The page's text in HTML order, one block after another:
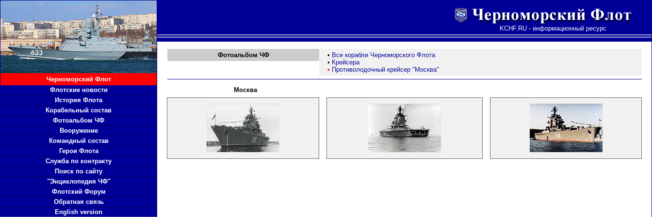
Черноморский Флот
Флотские новости
История Флота
Корабельный состав
Фотоальбом ЧФ
Вооружение
Командный состав
Герои Флота
Служба по контракту
Поиск по сайту
"Энциклопедия ЧФ"
Флотский Форум
Обратная связь
English version
KCHF.RU - информационный ресурс
Фотоальбом ЧФ • Все корабли Черноморского Флота
• Крейсера
• Противолодочный крейсер "Москва"
Москва